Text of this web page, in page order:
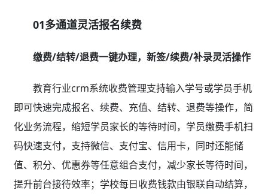
01多通道灵活报名续费
缴费/结转/退费一键办理，新签/续费/补录灵活操作
教育行业crm系统收费管理支持输入学号或学员手机
即可快速完成报名、续费、充值、结转、退费等操作，简
化业务流程，缩短学员家长的等待时间，学员缴费手机扫
码快速支付，支持微信、支付宝、信用卡，同时还能储
值、积分、优惠券等任意组合支付，减少家长等待时间，
提升前台接待效率；学校每日收费钱款由银联自动结算，